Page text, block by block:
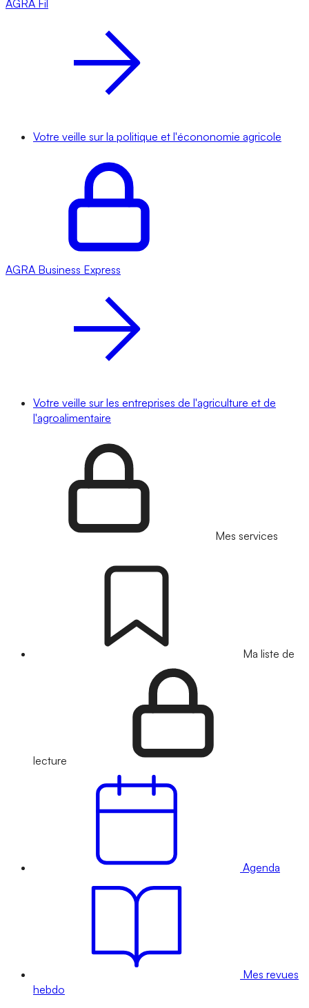
AGRA Fil
Votre veille sur la politique et l'écononomie agricole
AGRA Business Express
Votre veille sur les entreprises de l'agriculture et de
l'agroalimentaire
Mes services
Ma liste de
lecture
Agenda
Mes revues
hebdo